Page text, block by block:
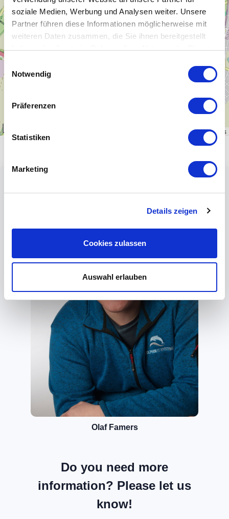
soziale Medien, Werbung und Analysen weiter. Unsere
Partner führen diese Informationen möglicherweise mit
weiteren Daten zusammen, die Sie ihnen bereitgestellt
haben oder die sie im Rahmen Ihrer Nutzung der Dienste
Einwilligungsauswahl
Notwendig
Präferenzen
Statistiken
Marketing
Details zeigen
Cookies zulassen
Auswahl erlauben
−
OpenStreetMapcontributors
Olaf Famers
Do you need more
information? Please let us
know!